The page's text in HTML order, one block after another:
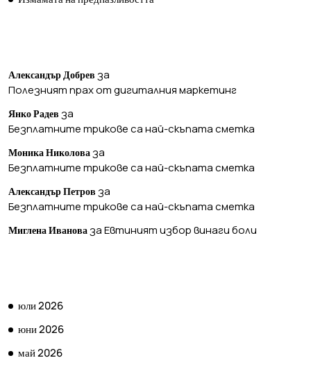
Александър Добрев за
Полезният прах от дигиталния маркетинг
Янко Радев за
Безплатните трикове са най-скъпата сметка
Моника Николова за
Безплатните трикове са най-скъпата сметка
Александър Петров за
Безплатните трикове са най-скъпата сметка
Миглена Иванова заЕвтиният избор винаги боли
юли 2026
юни 2026
май 2026